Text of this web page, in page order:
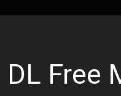
DL Free